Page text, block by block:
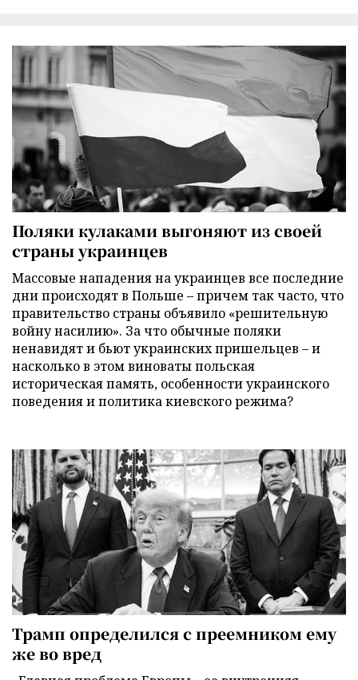
Поляки кулаками выгоняют из своей
страны украинцев
Массовые нападения на украинцев все последние
дни происходят в Польше – причем так часто, что
правительство страны объявило «решительную
войну насилию». За что обычные поляки
ненавидят и бьют украинских пришельцев – и
насколько в этом виноваты польская
историческая память, особенности украинского
поведения и политика киевского режима?
Трамп определился с преемником ему
же во вред